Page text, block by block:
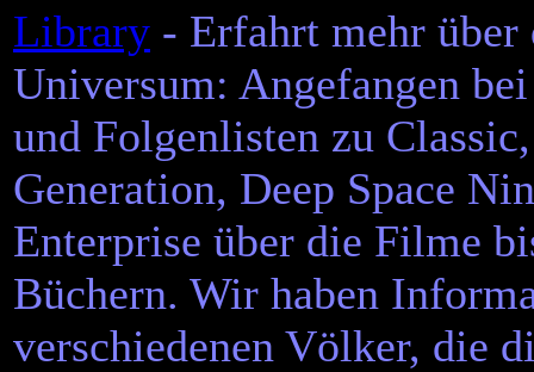
Library - Erfahrt mehr über
Universum: Angefangen
und Folgenlisten zu
Generation, Deep Space
Enterprise über die Filme
Büchern. Wir haben
verschiedenen Völker, die